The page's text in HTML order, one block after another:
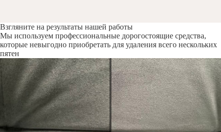
Взгляните на результаты нашей работы
Мы используем профессиональные дорогостоящие средства,
которые невыгодно приобретать для удаления всего нескольких
пятен